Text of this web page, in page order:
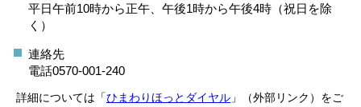
平日午前10時から正午、午後1時から午後4時（祝日を除
く）
連絡先
電話0570-001-240
詳細については「ひまわりほっとダイヤル 」（外部リンク）をご